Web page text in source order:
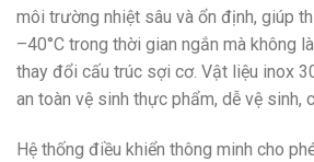
môi trường nhiệt sâu và ổn định, giúp
–40°C trong thời gian ngắn mà không
thay đổi cấu trúc sợi cơ. Vật liệu inox
an toàn vệ sinh thực phẩm, dễ vệ sinh,
Hệ thống điều khiển thông minh cho